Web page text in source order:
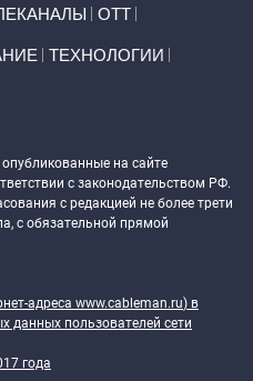
ОТТ
ТЕХНОЛОГИИ
на сайте
с законодательством РФ.
с редакцией не более трети
с обязательной прямой
адреса www.cableman.ru) в
данных пользователей сети
года